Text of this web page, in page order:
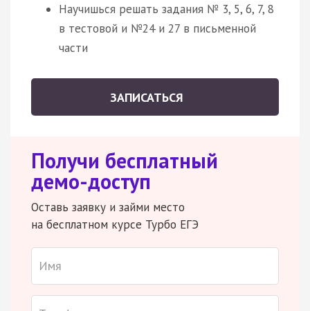
Научишься решать задания № 3, 5, 6, 7, 8
в тестовой и №24 и 27 в письменной
части
ЗАПИСАТЬСЯ
Получи бесплатный
демо-доступ
Оставь заявку и займи место
на бесплатном курсе Турбо ЕГЭ